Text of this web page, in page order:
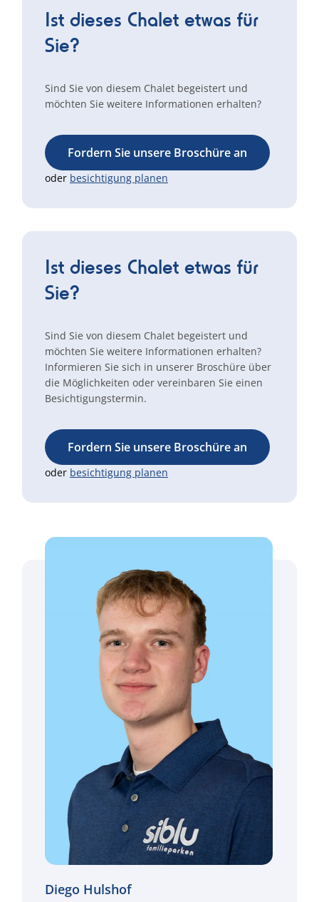
Ist dieses Chalet etwas für
Sie?
Sind Sie von diesem Chalet begeistert und
möchten Sie weitere Informationen erhalten?
Fordern Sie unsere Broschüre an
oder besichtigung planen
Ist dieses Chalet etwas für
Sie?
Sind Sie von diesem Chalet begeistert und
möchten Sie weitere Informationen erhalten?
Informieren Sie sich in unserer Broschüre über
die Möglichkeiten oder vereinbaren Sie einen
Besichtigungstermin.
Fordern Sie unsere Broschüre an
oder besichtigung planen
Diego Hulshof